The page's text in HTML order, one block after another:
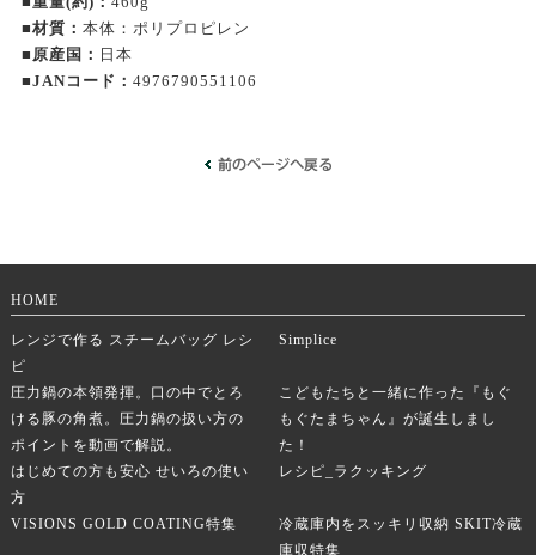
■材質： 本体：ポリプロピレン
■原産国： 日本
■JANコード： 4976790551106
HOME
レンジで作る スチームバッグ レシ
ピ
Simplice
圧力鍋の本領発揮。口の中でとろ
ける豚の角煮。圧力鍋の扱い方の
ポイントを動画で解説。
こどもたちと一緒に作った『もぐ
もぐたまちゃん』が誕生しまし
た！
はじめての方も安心 せいろの使い
方
レシピ_ラクッキング
VISIONS GOLD COATING特集
冷蔵庫内をスッキリ収納 SKIT冷蔵
庫収特集